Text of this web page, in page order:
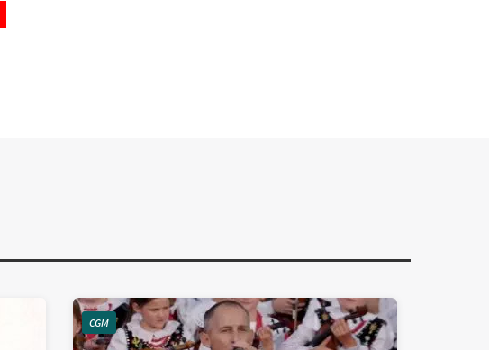
CGM